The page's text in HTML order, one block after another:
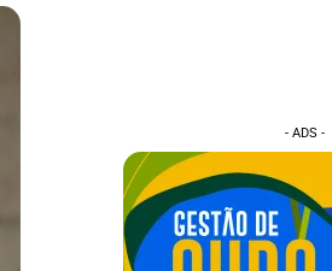
- ADS -